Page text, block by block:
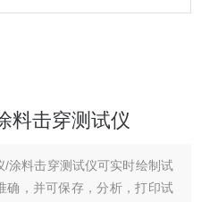
料击穿测试仪
/涂料击穿测试仪可实时绘制试
确，并可保存，分析，打印试